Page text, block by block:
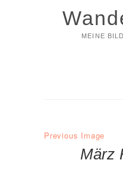
MEINE
Previous Image
März